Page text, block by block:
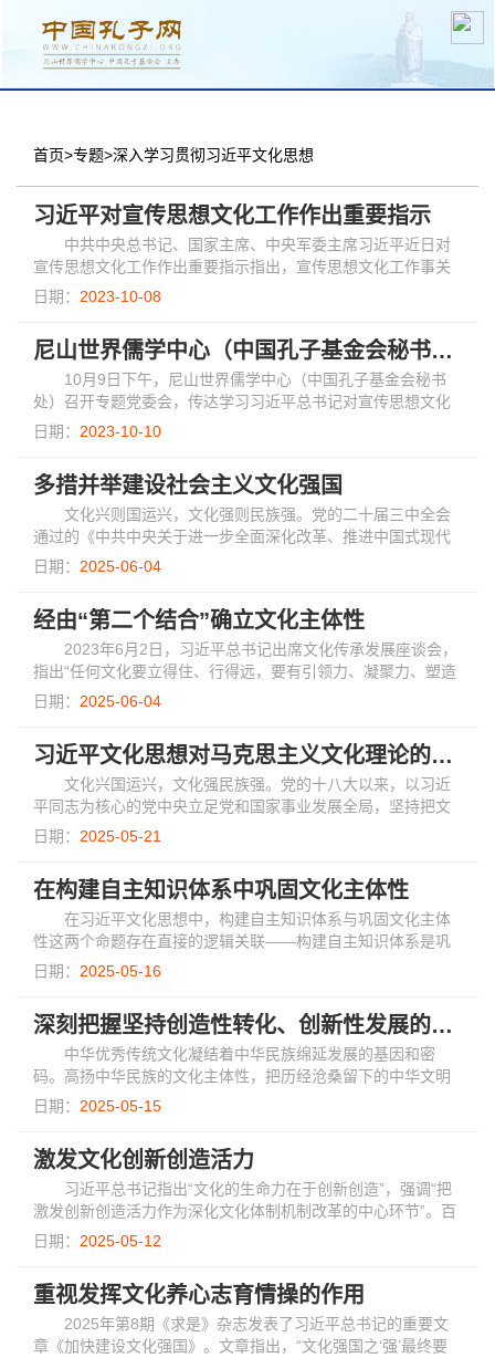
首页>专题>深入学习贯彻习近平文化思想
习近平对宣传思想文化工作作出重要指示
中共中央总书记、国家主席、中央军委主席习近平近日对
宣传思想文化工作作出重要指示指出，宣传思想文化工作事关
党的前途命运，事关国家长治久安，事关民族凝聚力和向心
日期： 2023-10-08
尼山世界儒学中心（中国孔子基金会秘书处）党委专题传达学习习近平总书记对宣传思想文化工作的重要指示
10月9日下午，尼山世界儒学中心（中国孔子基金会秘书
处）召开专题党委会，传达学习习近平总书记对宣传思想文化
工作的重要指示和全国宣传思想文化工作会议精神，研究贯彻
日期： 2023-10-10
多措并举建设社会主义文化强国
文化兴则国运兴，文化强则民族强。党的二十届三中全会
通过的《中共中央关于进一步全面深化改革、推进中国式现代
化的决定》立足强国建设、民族复兴的战略高度，着眼赓续中
日期： 2025-06-04
经由“第二个结合”确立文化主体性
2023年6月2日，习近平总书记出席文化传承发展座谈会，
指出“任何文化要立得住、行得远，要有引领力、凝聚力、塑造
力、辐射力，就必须有自己的主体性”。
日期： 2025-06-04
习近平文化思想对马克思主义文化理论的丰富发展
文化兴国运兴，文化强民族强。党的十八大以来，以习近
平同志为核心的党中央立足党和国家事业发展全局，坚持把文
化建设摆在治国理政突出位置，作出一系列重大部署，创造性
日期： 2025-05-21
在构建自主知识体系中巩固文化主体性
在习近平文化思想中，构建自主知识体系与巩固文化主体
性这两个命题存在直接的逻辑关联——构建自主知识体系是巩
固文化主体性的核心工作。关于为什么以及如何在构建自主知
日期： 2025-05-16
深刻把握坚持创造性转化、创新性发展的理论意涵与实践要求
中华优秀传统文化凝结着中华民族绵延发展的基因和密
码。高扬中华民族的文化主体性，把历经沧桑留下的中华文明
瑰宝呵护好、弘扬好、发展好，是当代中国共产党人的历史责
日期： 2025-05-15
激发文化创新创造活力
习近平总书记指出“文化的生命力在于创新创造”，强调“把
激发创新创造活力作为深化文化体制机制改革的中心环节”。百
年未有之大变局的加速演进和信息技术的迅猛发展，使文化强
日期： 2025-05-12
重视发挥文化养心志育情操的作用
2025年第8期《求是》杂志发表了习近平总书记的重要文
章《加快建设文化强国》。文章指出，“文化强国之‘强’最终要